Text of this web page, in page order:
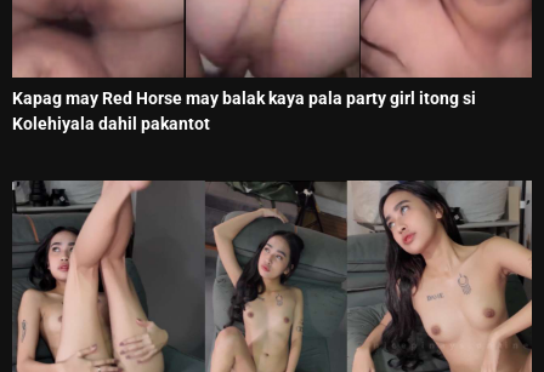
Kapag may Red Horse may balak kaya pala party girl itong si
Kolehiyala dahil pakantot